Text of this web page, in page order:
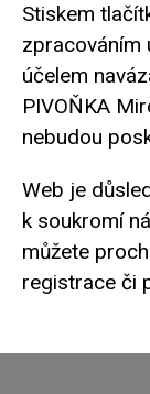
Stiskem
zpracováním
účelem
PIVOŇKA
nebudou
Web je
k soukromí
můžete
registrace či